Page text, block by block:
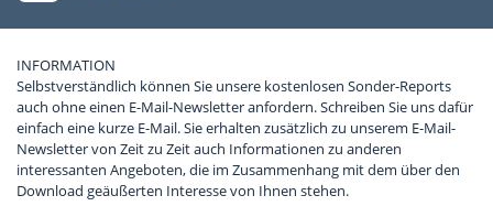
INFORMATION
Selbstverständlich können Sie unsere kostenlosen Sonder-Reports
auch ohne einen E-Mail-Newsletter anfordern. Schreiben Sie uns dafür
einfach eine kurze E-Mail. Sie erhalten zusätzlich zu unserem E-Mail-
Newsletter von Zeit zu Zeit auch Informationen zu anderen
interessanten Angeboten, die im Zusammenhang mit dem über den
Download geäußerten Interesse von Ihnen stehen.